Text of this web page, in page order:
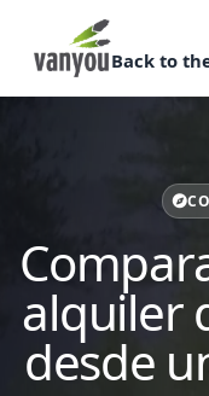
Back to
alquiler
desde